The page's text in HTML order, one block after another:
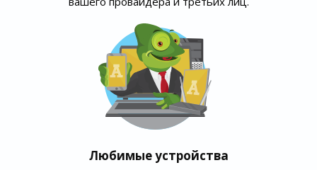
Любимые устройства